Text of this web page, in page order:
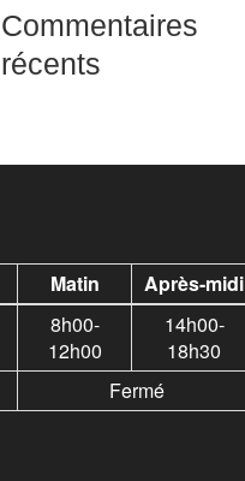
Commentaires
récents
Matin
Après-midi
8h00-
12h00
14h00-
18h30
Fermé